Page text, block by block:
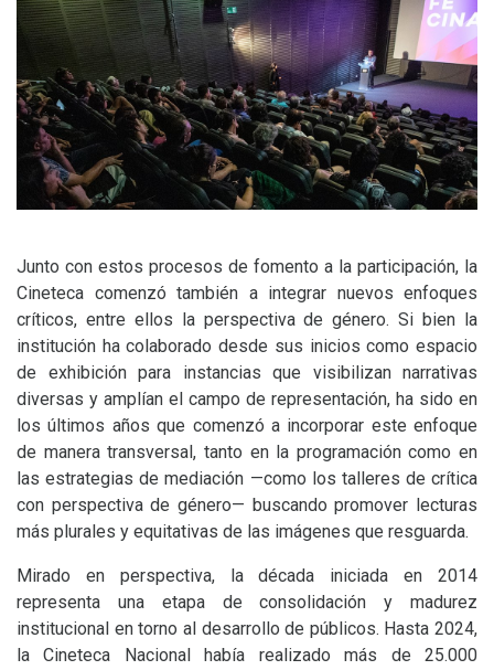
Junto con estos procesos de fomento a la participación, la
Cineteca comenzó también a integrar nuevos enfoques
críticos, entre ellos la perspectiva de género. Si bien la
institución ha colaborado desde sus inicios como espacio
de exhibición para instancias que visibilizan narrativas
diversas y amplían el campo de representación, ha sido en
los últimos años que comenzó a incorporar este enfoque
de manera transversal, tanto en la programación como en
las estrategias de mediación —como los talleres de crítica
con perspectiva de género— buscando promover lecturas
más plurales y equitativas de las imágenes que resguarda.
Mirado en perspectiva, la década iniciada en 2014
representa una etapa de consolidación y madurez
institucional en torno al desarrollo de públicos. Hasta 2024,
la Cineteca Nacional había realizado más de 25.000